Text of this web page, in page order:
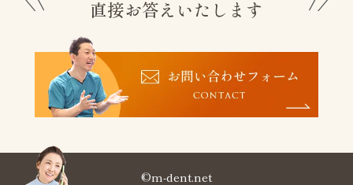
直接お答えいたします
©m-dent.net